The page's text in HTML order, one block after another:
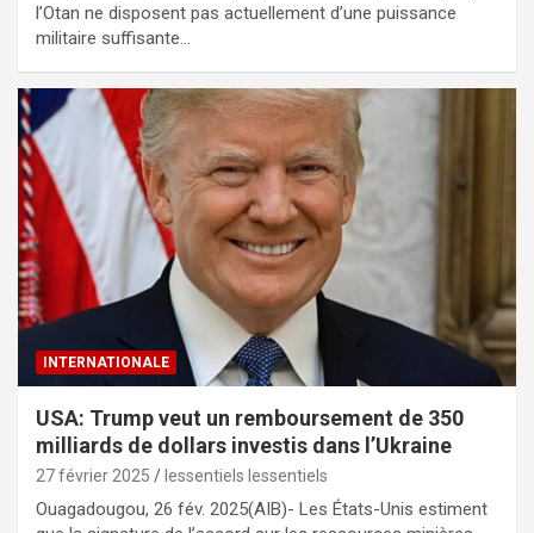
l’Otan ne disposent pas actuellement d’une puissance
militaire suffisante…
INTERNATIONALE
USA: Trump veut un remboursement de 350
milliards de dollars investis dans l’Ukraine
27 février 2025 lessentiels lessentiels
Ouagadougou, 26 fév. 2025(AIB)- Les États-Unis estiment